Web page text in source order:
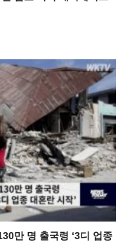
만 명 출국령 ‘3디 업종